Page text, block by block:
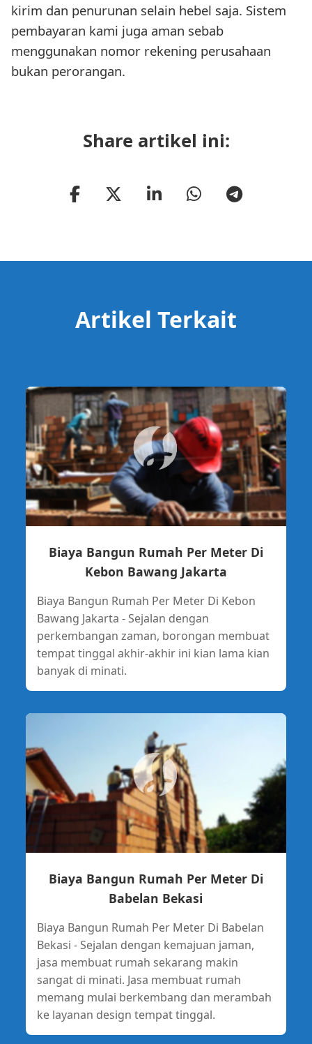
kirim dan penurunan selain hebel saja. Sistem
pembayaran kami juga aman sebab
menggunakan nomor rekening perusahaan
bukan perorangan.
Share artikel ini:
Artikel Terkait
Biaya Bangun Rumah Per Meter Di
Kebon Bawang Jakarta
Biaya Bangun Rumah Per Meter Di Kebon
Bawang Jakarta - Sejalan dengan
perkembangan zaman, borongan membuat
tempat tinggal akhir-akhir ini kian lama kian
banyak di minati.
Biaya Bangun Rumah Per Meter Di
Babelan Bekasi
Biaya Bangun Rumah Per Meter Di Babelan
Bekasi - Sejalan dengan kemajuan jaman,
jasa membuat rumah sekarang makin
sangat di minati. Jasa membuat rumah
memang mulai berkembang dan merambah
ke layanan design tempat tinggal.